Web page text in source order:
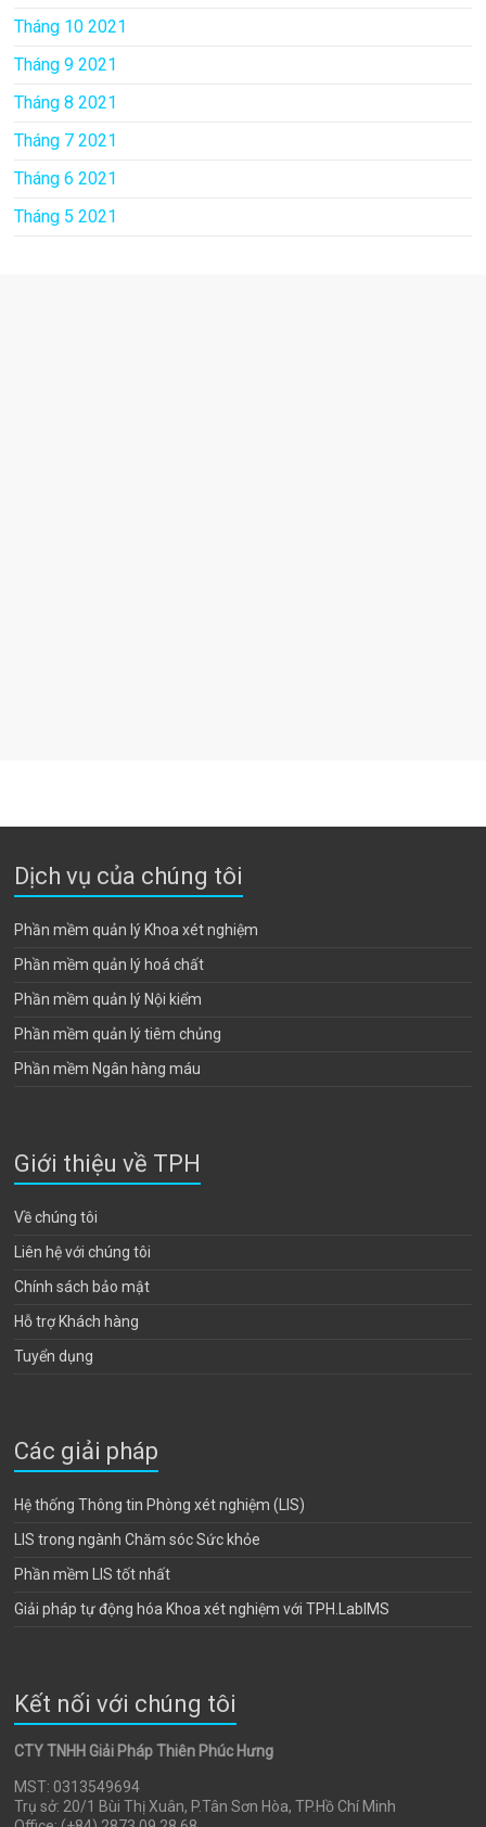
Tháng 10 2021
Tháng 9 2021
Tháng 8 2021
Tháng 7 2021
Tháng 6 2021
Tháng 5 2021
Dịch vụ của chúng tôi
Phần mềm quản lý Khoa xét nghiệm
Phần mềm quản lý hoá chất
Phần mềm quản lý Nội kiểm
Phần mềm quản lý tiêm chủng
Phần mềm Ngân hàng máu
Giới thiệu về TPH
Về chúng tôi
Liên hệ với chúng tôi
Chính sách bảo mật
Hỗ trợ Khách hàng
Tuyển dụng
Các giải pháp
Hệ thống Thông tin Phòng xét nghiệm (LIS)
LIS trong ngành Chăm sóc Sức khỏe
Phần mềm LIS tốt nhất
Giải pháp tự động hóa Khoa xét nghiệm với TPH.LabIMS
Kết nối với chúng tôi
CTY TNHH Giải Pháp Thiên Phúc Hưng
MST: 0313549694
Trụ sở: 20/1 Bùi Thị Xuân, P.Tân Sơn Hòa, TP.Hồ Chí Minh